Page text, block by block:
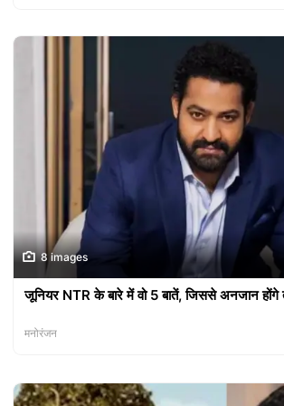
8 images
जूनियर NTR के बारे में वो 5 बातें, जिससे अनजान
मनोरंजन